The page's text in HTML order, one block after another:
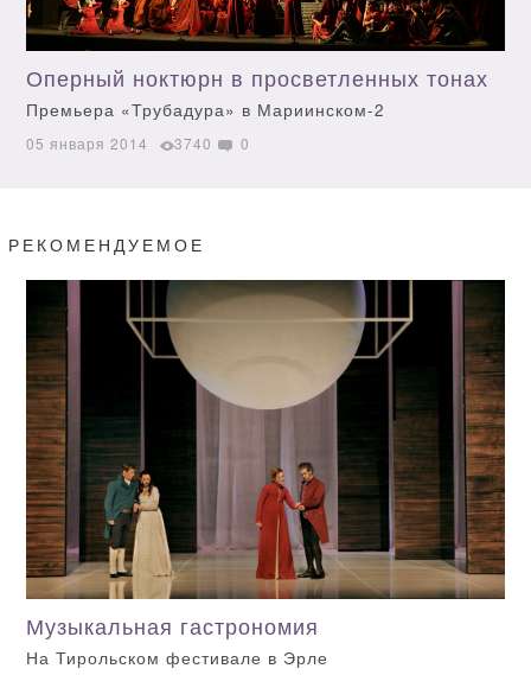
Оперный ноктюрн в просветленных тонах
Премьера «Трубадура» в Мариинском-2
05 января 2014 3740 0
РЕКОМЕНДУЕМОЕ
Музыкальная гастрономия
На Тирольском фестивале в Эрле